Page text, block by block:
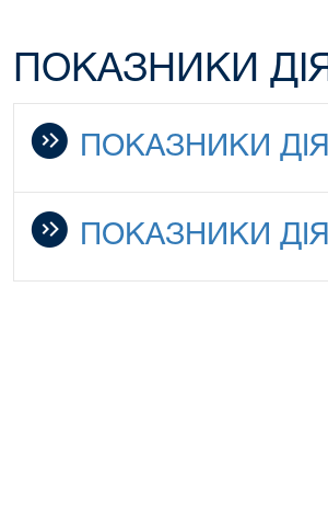
ПОКАЗНИКИ
ПОКАЗНИКИ
ПОКАЗНИКИ